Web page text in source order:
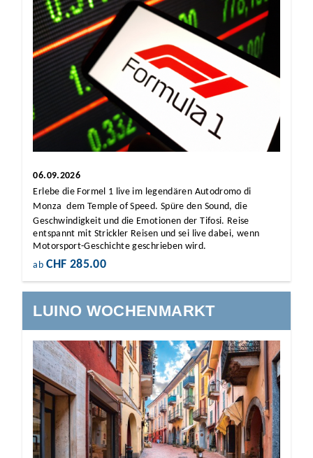
06.09.2026
Erlebe die Formel 1 live im legendären Autodromo di
Monza  dem Temple of Speed. Spüre den Sound, die
Geschwindigkeit und die Emotionen der Tifosi. Reise
entspannt mit Strickler Reisen und sei live dabei, wenn
Motorsport-Geschichte geschrieben wird.
ab CHF 285.00
LUINO WOCHENMARKT